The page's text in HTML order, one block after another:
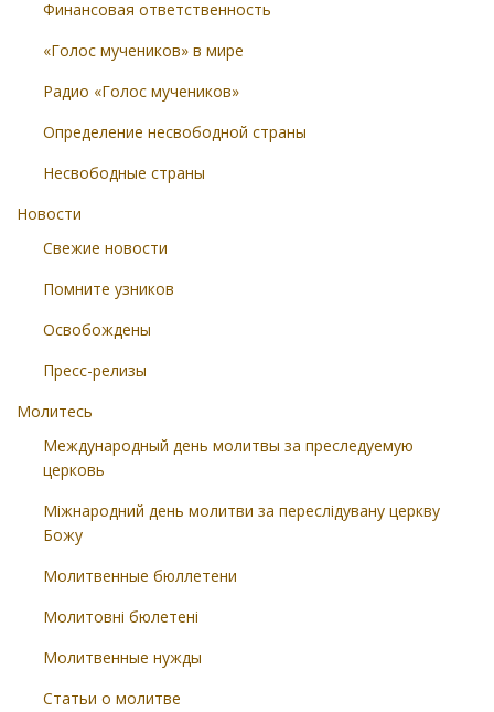
Финансовая ответственность
«Голос мучеников» в мире
Радио «Голос мучеников»
Определение несвободной страны
Несвободные страны
Новости
Свежие новости
Помните узников
Освобождены
Пресс-релизы
Молитесь
Международный день молитвы за преследуемую
церковь
Міжнародний день молитви за переслідувану церкву
Божу
Молитвенные бюллетени
Молитовні бюлетені
Молитвенные нужды
Статьи о молитве